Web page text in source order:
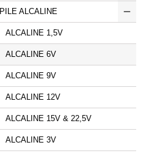
PILE ALCALINE
ALCALINE 1,5V
ALCALINE 6V
ALCALINE 9V
ALCALINE 12V
ALCALINE 15V & 22,5V
ALCALINE 3V